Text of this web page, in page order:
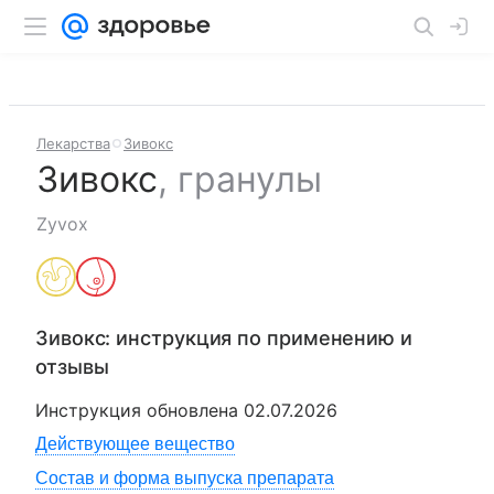
Лекарства Зивокс
Зивокс, гранулы
Zyvox
Зивокс: инструкция по применению и
отзывы
Инструкция обновлена 02.07.2026
Действующее вещество
Состав и форма выпуска препарата